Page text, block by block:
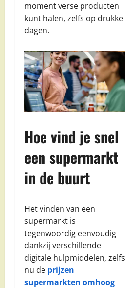
moment verse producten
kunt halen, zelfs op drukke
dagen.
Hoe vind je snel
een supermarkt
in de buurt
Het vinden van een
supermarkt is
tegenwoordig eenvoudig
dankzij verschillende
digitale hulpmiddelen, zelfs
nu de prijzen
supermarkten omhoog